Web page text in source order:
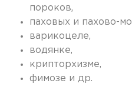
пороков,
паховых и пахово-
варикоцеле,
водянке,
крипторхизме,
фимозе и др.